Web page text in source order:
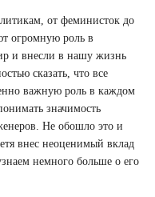
от феминисток до
огромную роль в
и внесли в нашу жизнь
сказать, что все
важную роль в каждом
значимость
Не обошло это и
внес неоценимый вклад
немного больше о его